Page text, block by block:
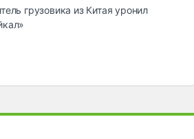
грузовика из Китая уронил